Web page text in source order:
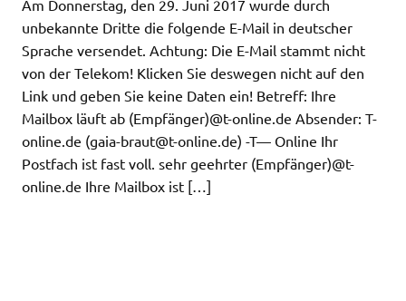
Am Donnerstag, den 29. Juni 2017 wurde durch
unbekannte Dritte die folgende E-Mail in deutscher
Sprache versendet. Achtung: Die E-Mail stammt nicht
von der Telekom! Klicken Sie deswegen nicht auf den
Link und geben Sie keine Daten ein! Betreff: Ihre
Mailbox läuft ab (Empfänger)@t-online.de Absender: T-
online.de (gaia-braut@t-online.de) -T— Online Ihr
Postfach ist fast voll. sehr geehrter (Empfänger)@t-
online.de Ihre Mailbox ist […]